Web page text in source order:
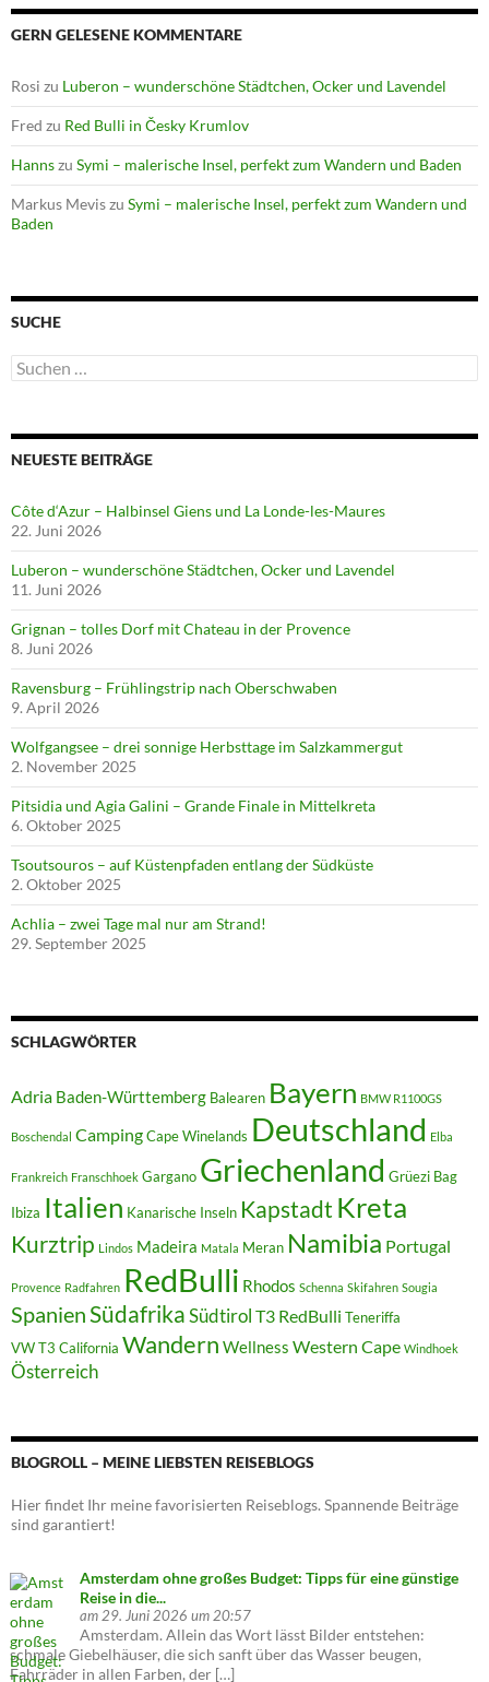
GERN GELESENE KOMMENTARE
Rosi zu Luberon – wunderschöne Städtchen, Ocker und Lavendel
Fred zu Red Bulli in Česky Krumlov
Hannszu Symi – malerische Insel, perfekt zum Wandern und Baden
Markus Meviszu Symi – malerische Insel, perfekt zum Wandern und
Baden
SUCHE
Suchen
nach:
NEUESTE BEITRÄGE
Côte d‘Azur – Halbinsel Giens und La Londe-les-Maures
22. Juni 2026
Luberon – wunderschöne Städtchen, Ocker und Lavendel
11. Juni 2026
Grignan – tolles Dorf mit Chateau in der Provence
8. Juni 2026
Ravensburg – Frühlingstrip nach Oberschwaben
9. April 2026
Wolfgangsee – drei sonnige Herbsttage im Salzkammergut
2. November 2025
Pitsidia und Agia Galini – Grande Finale in Mittelkreta
6. Oktober 2025
Tsoutsouros – auf Küstenpfaden entlang der Südküste
2. Oktober 2025
Achlia – zwei Tage mal nur am Strand!
29. September 2025
SCHLAGWÖRTER
Adria Baden-Württemberg Balearen Bayern BMW R1100GS
Boschendal CampingCape Winelands Deutschland Elba
Frankreich Franschhoek Gargano Griechenland Grüezi Bag
Ibiza Italien Kanarische Inseln Kapstadt Kreta
Kurztrip Lindos Madeira Matala Meran Namibia Portugal
Provence Radfahren RedBulli Rhodos Schenna Skifahren Sougia
SpanienSüdafrikaSüdtirol T3 RedBulli Teneriffa
VW T3 California Wandern Wellness Western Cape Windhoek
Österreich
BLOGROLL – MEINE LIEBSTEN REISEBLOGS
Hier findet Ihr meine favorisierten Reiseblogs. Spannende Beiträge
sind garantiert!
Amsterdam ohne großes Budget: Tipps für eine günstige
Reise in die...
am 29. Juni 2026 um 20:57
Amsterdam. Allein das Wort lässt Bilder entstehen:
schmale Giebelhäuser, die sich sanft über das Wasser beugen,
Fahrräder in allen Farben, der […]